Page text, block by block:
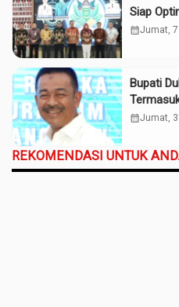
Siap
Madina
calendar_monthJumat,
Bupati
calendar_monthJumat,
REKOMENDASI UNTUK